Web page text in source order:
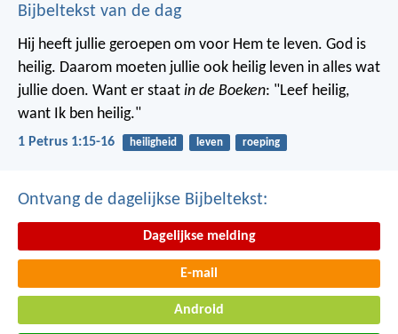
Bijbeltekst van de dag
Hij heeft jullie geroepen om voor Hem te leven. God is
heilig. Daarom moeten jullie ook heilig leven in alles wat
jullie doen. Want er staat in de Boeken: "Leef heilig,
want Ik ben heilig."
1 Petrus 1:15-16 heiligheid leven roeping
Ontvang de dagelijkse Bijbeltekst:
Dagelijkse melding
E-mail
Android